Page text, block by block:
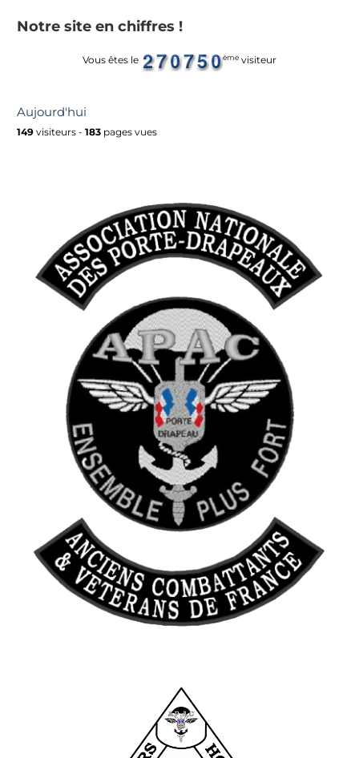
Notre site en chiffres !
Vous êtes le ème visiteur
Aujourd'hui
149 visiteurs - 183 pages vues